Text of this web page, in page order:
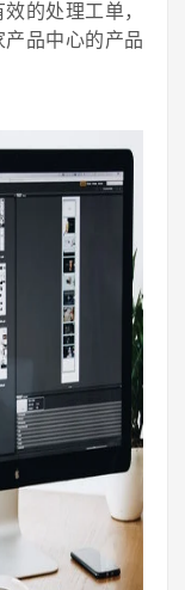
的处理工单，
品中心的产品